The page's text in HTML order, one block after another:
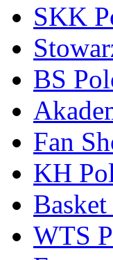
SKK
BS
Fan
KH
WTS